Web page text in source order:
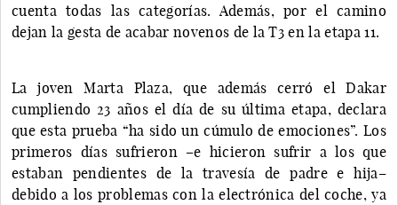
cuenta todas las categorías. Además, por el camino
dejan la gesta de acabar novenos de la T3 en la etapa 11.
La joven Marta Plaza, que además cerró el Dakar
cumpliendo 23 años el día de su última etapa, declara
que esta prueba “ha sido un cúmulo de emociones”. Los
primeros días sufrieron –e hicieron sufrir a los que
estaban pendientes de la travesía de padre e hija–
debido a los problemas con la electrónica del coche, ya